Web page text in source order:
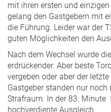
mit ihren ersten und
gelang den Gastgebern mit
die Führung. Leider war der
guten Möglichkeiten den
Nach dem Wechsel wurde
erdrückender. Aber beste
vergeben oder aber der
Gastgeber standen nur
Strafraum. In der 83. Minute
hochverdiente Ausgleich.